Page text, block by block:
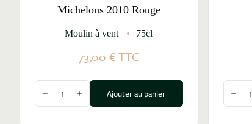
Michelons 2010 Rouge
Moulin à vent 75cl
73,00 €TTC
Diminuer la quantité
Augmenter la quantité
Ajouter au panier